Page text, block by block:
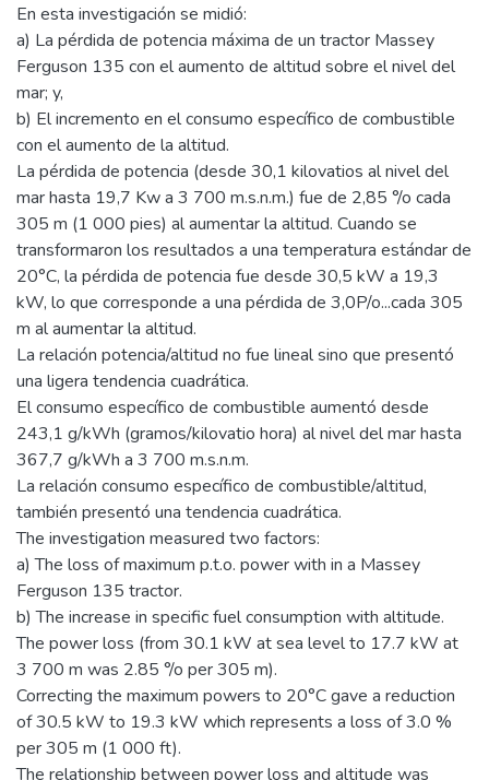
En esta investigación se midió:
a) La pérdida de potencia máxima de un tractor Massey
Ferguson 135 con el aumento de altitud sobre el nivel del
mar; y,
b) El incremento en el consumo específico de combustible
con el aumento de la altitud.
La pérdida de potencia (desde 30,1 kilovatios al nivel del
mar hasta 19,7 Kw a 3 700 m.s.n.m.) fue de 2,85 °/o cada
305 m (1 000 pies) al aumentar la altitud. Cuando se
transformaron los resultados a una temperatura estándar de
20°C, la pérdida de potencia fue desde 30,5 kW a 19,3
kW, lo que corresponde a una pérdida de 3,0P/o...cada 305
m al aumentar la altitud.
La relación potencia/altitud no fue lineal sino que presentó
una ligera tendencia cuadrática.
El consumo específico de combustible aumentó desde
243,1 g/kWh (gramos/kilovatio hora) al nivel del mar hasta
367,7 g/kWh a 3 700 m.s.n.m.
La relación consumo específico de combustible/altitud,
también presentó una tendencia cuadrática.
The investigation measured two factors:
a) The loss of maximum p.t.o. power with in a Massey
Ferguson 135 tractor.
b) The increase in specific fuel consumption with altitude.
The power loss (from 30.1 kW at sea level to 17.7 kW at
3 700 m was 2.85 °/o per 305 m).
Correcting the maximum powers to 20°C gave a reduction
of 30.5 kW to 19.3 kW which represents a loss of 3.0 %
per 305 m (1 000 ft).
The relationship between power loss and altitude was